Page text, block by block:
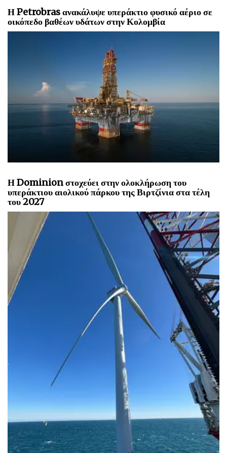
Η Petrobras ανακάλυψε υπεράκτιο φυσικό αέριο σε
οικόπεδο βαθέων υδάτων στην Κολομβία
Η Dominion στοχεύει στην ολοκλήρωση του
υπεράκτιου αιολικού πάρκου της Βιρτζίνια στα τέλη
του 2027